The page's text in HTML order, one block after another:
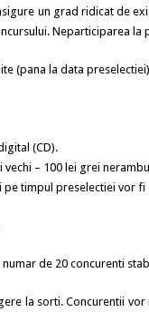
un grad ridicat de
Neparticiparea
(pana la data
(CD).
vechi – 100 lei grei
timpul preselectiei vor
de 20 concurenti
la sorti. Concurentii